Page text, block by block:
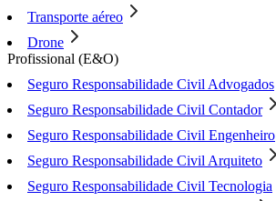
Transporte aéreo
Drone
Profissional (E&O)
Seguro Responsabilidade Civil Advogados
Seguro Responsabilidade Civil Contador
Seguro Responsabilidade Civil Engenheiro
Seguro Responsabilidade Civil Arquiteto
Seguro Responsabilidade Civil Tecnologia